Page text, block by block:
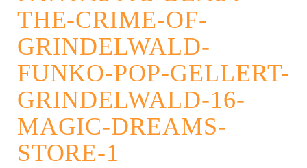
THE-CRIME-OF-
GRINDELWALD-
FUNKO-POP-GELLERT-
GRINDELWALD-16-
MAGIC-DREAMS-
STORE-1